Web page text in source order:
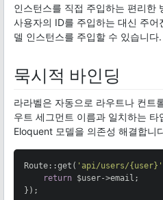
인스턴스를 직접 주입하는 편리한
사용자의 ID를 주입하는 대신 주어
델 인스턴스를 주입할 수 있습니다.
묵시적 바인딩
라라벨은 자동으로 라우트나 컨트
우트 세그먼트 이름과 일치하는
Eloquent 모델을 의존성 해결합니
Route::get( 'api/users/{user}'
return $user->email;
});